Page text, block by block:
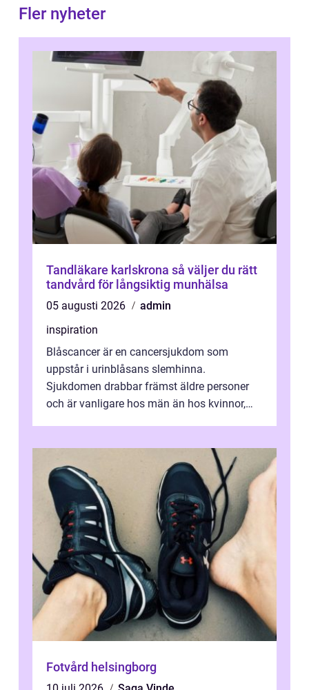
Fler nyheter
Tandläkare karlskrona så väljer du rätt
tandvård för långsiktig munhälsa
05 augusti 2026
admin
inspiration
Blåscancer är en cancersjukdom som
uppstår i urinblåsans slemhinna.
Sjukdomen drabbar främst äldre personer
och är vanligare hos män än hos kvinnor,
Fotvård helsingborg